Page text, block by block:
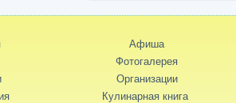
Афиша
Фотогалерея
Организации
Кулинарная книга